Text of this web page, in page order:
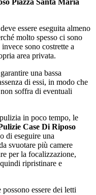
Piazza Santa Maria
essere eseguita almeno
molto spesso ci sono
sono costrette a
area privata.
una bassa
di essi, in modo che
soffra di eventuali
in poco tempo, le
Case Di Riposo
di eseguire una
svuotare più camere
per la focalizzazione,
ripristinare e
essere dei letti